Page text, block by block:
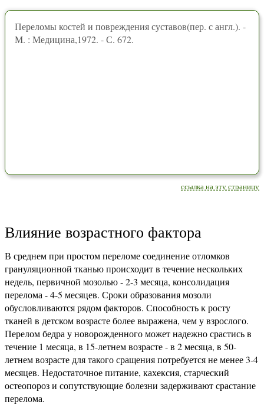
Переломы костей и повреждения суставов(пер. с англ.). -
М. : Медицина,1972. - С. 672.
ссылка на эту страницу
Влияние возрастного фактора
В среднем при простом переломе соединение отломков
грануляционной тканью происходит в течение нескольких
недель, первичной мозолью - 2-3 месяца, консолидация
перелома - 4-5 месяцев. Сроки образования мозоли
обусловливаются рядом факторов. Способность к росту
тканей в детском возрасте более выражена, чем у взрослого.
Перелом бедра у новорожденного может надежно срастись в
течение 1 месяца, в 15-летнем возрасте - в 2 месяца, в 50-
летнем возрасте для такого сращения потребуется не менее 3-4
месяцев. Недостаточное питание, кахексия, старческий
остеопороз и сопутствующие болезни задерживают срастание
перелома.